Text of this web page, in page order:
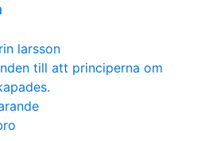
larsson
till att principerna om